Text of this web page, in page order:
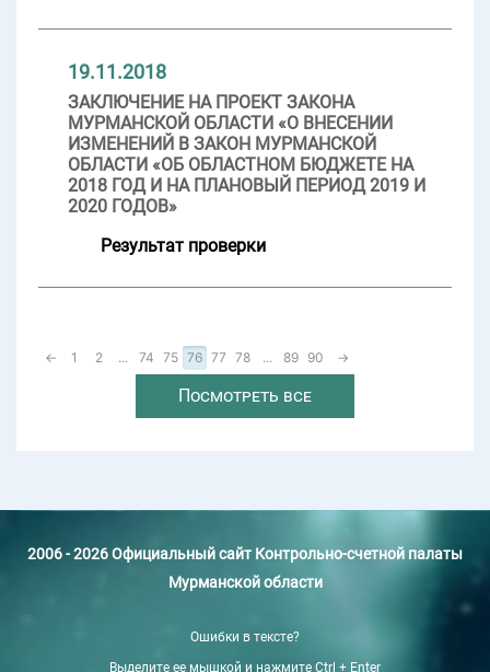
19.11.2018
ЗАКЛЮЧЕНИЕ НА ПРОЕКТ ЗАКОНА
МУРМАНСКОЙ ОБЛАСТИ «О ВНЕСЕНИИ
ИЗМЕНЕНИЙ В ЗАКОН МУРМАНСКОЙ
ОБЛАСТИ «ОБ ОБЛАСТНОМ БЮДЖЕТЕ НА
2018 ГОД И НА ПЛАНОВЫЙ ПЕРИОД 2019 И
2020 ГОДОВ»
Результат проверки
← 1 2 ... 74 75 76 77 78 ... 89 90 →
Посмотреть все
2006 - 2026 Официальный сайт Контрольно-счетной палаты
Мурманской области
Ошибки в тексте?
Выделите ее мышкой и нажмите Ctrl + Enter